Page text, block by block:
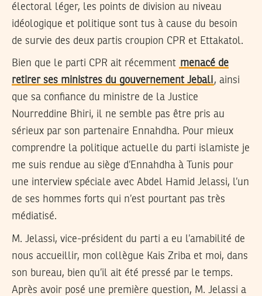
électoral léger, les points de division au niveau
idéologique et politique sont tus à cause du besoin
de survie des deux partis croupion CPR et Ettakatol.
Bien que le parti CPR ait récemment menacé de
retirer ses ministres du gouvernement Jebali, ainsi
que sa confiance du ministre de la Justice
Nourreddine Bhiri, il ne semble pas être pris au
sérieux par son partenaire Ennahdha. Pour mieux
comprendre la politique actuelle du parti islamiste je
me suis rendue au siège d’Ennahdha à Tunis pour
une interview spéciale avec Abdel Hamid Jelassi, l’un
de ses hommes forts qui n’est pourtant pas très
médiatisé.
M. Jelassi, vice-président du parti a eu l’amabilité de
nous accueillir, mon collègue Kais Zriba et moi, dans
son bureau, bien qu’il ait été pressé par le temps.
Après avoir posé une première question, M. Jelassi a